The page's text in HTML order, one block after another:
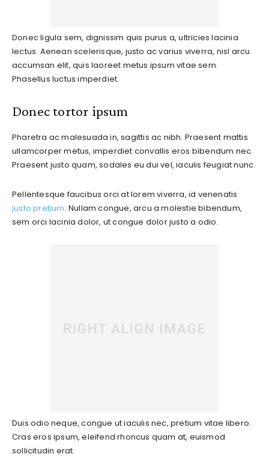
Donec ligula sem, dignissim quis purus a, ultricies lacinia
lectus. Aenean scelerisque, justo ac varius viverra, nisl arcu
accumsan elit, quis laoreet metus ipsum vitae sem.
Phasellus luctus imperdiet.
Donec tortor ipsum
Pharetra ac malesuada in, sagittis ac nibh. Praesent mattis
ullamcorper metus, imperdiet convallis eros bibendum nec.
Praesent justo quam, sodales eu dui vel, iaculis feugiat nunc.
Pellentesque faucibus orci at lorem viverra, id venenatis
justo pretium. Nullam congue, arcu a molestie bibendum,
sem orci lacinia dolor, ut congue dolor justo a odio.
Duis odio neque, congue ut iaculis nec, pretium vitae libero.
Cras eros ipsum, eleifend rhoncus quam at, euismod
sollicitudin erat.